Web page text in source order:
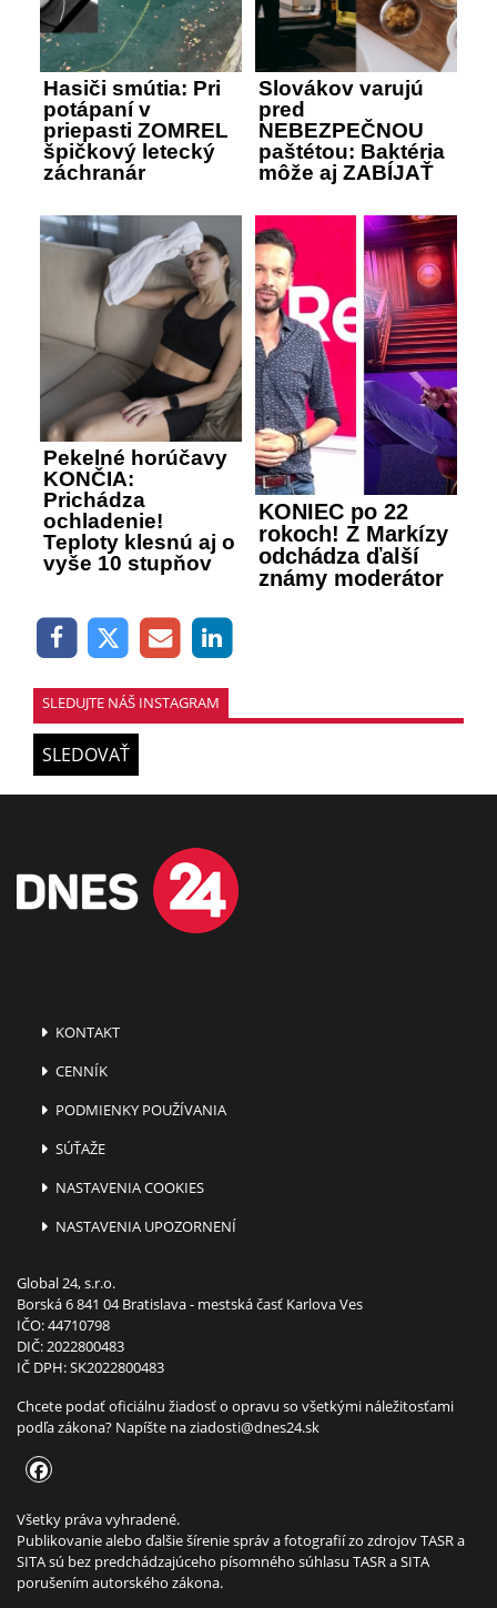
Hasiči smútia: Pri
potápaní v
priepasti ZOMREL
špičkový letecký
záchranár
Slovákov varujú
pred
NEBEZPEČNOU
paštétou: Baktéria
môže aj ZABÍJAŤ
Pekelné horúčavy
KONČIA:
Prichádza
ochladenie!
Teploty klesnú aj o
vyše 10 stupňov
KONIEC po 22
rokoch! Z Markízy
odchádza ďalší
známy moderátor
SLEDUJTE NÁŠ INSTAGRAM
SLEDOVAŤ
KONTAKT
CENNÍK
PODMIENKY POUŽÍVANIA
SÚŤAŽE
NASTAVENIA COOKIES
NASTAVENIA UPOZORNENÍ
Global 24, s.r.o.
Borská 6 841 04 Bratislava - mestská časť Karlova Ves
IČO: 44710798
DIČ: 2022800483
IČ DPH: SK2022800483
Chcete podať oficiálnu žiadosť o opravu so všetkými náležitosťami
podľa zákona? Napíšte naziadosti@dnes24.sk
Všetky práva vyhradené.
Publikovanie alebo ďalšie šírenie správ a fotografií zo zdrojov TASR a
SITA sú bez predchádzajúceho písomného súhlasu TASR a SITA
porušením autorského zákona.